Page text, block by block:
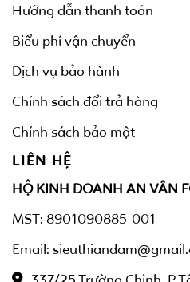
Hướng dẫn thanh toán
Biểu phí vận chuyển
Dịch vụ bảo hành
Chính sách đổi trả hàng
Chính sách bảo mật
LIÊN HỆ
HỘ KINH DOANH AN VÂN
MST: 8901090885-001
Email: